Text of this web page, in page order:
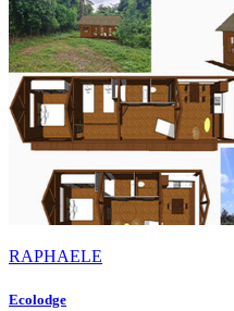
RAPHAELE
Ecolodge